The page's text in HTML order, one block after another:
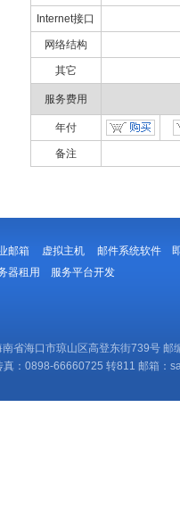
Internet接口
网络结构
其它
服务费用
年付
备注
邮箱 虚拟主机 邮件系统软件
器租用 服务平台开发
省海口市琼山区高登东街739号 邮
：0898-66660725 转811 邮箱：